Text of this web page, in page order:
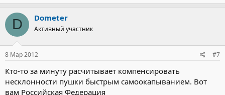
D Dometer
Активный участник
8 Мар 2012 #7
Кто-то за минуту расчитывает компенсировать
несклонности пушки быстрым самоокапыванием. Вот
вам Российская Федерация